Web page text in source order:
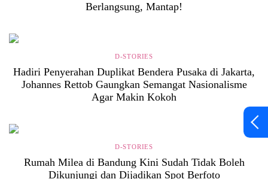
Berlangsung, Mantap!
D-STORIES
Hadiri Penyerahan Duplikat Bendera Pusaka di Jakarta,
Johannes Rettob Gaungkan Semangat Nasionalisme
Agar Makin Kokoh
D-STORIES
Rumah Milea di Bandung Kini Sudah Tidak Boleh
Dikunjungi dan Dijadikan Spot Berfoto